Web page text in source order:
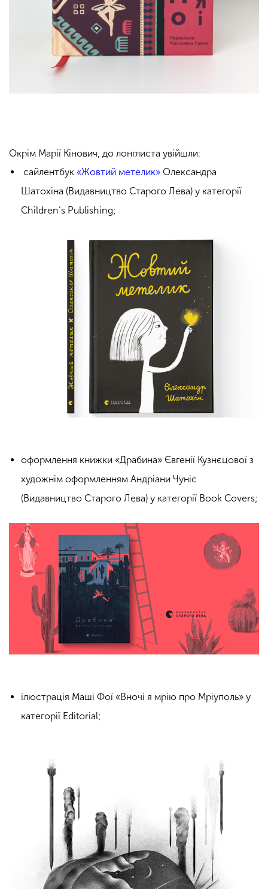
Окрім Марії Кінович, до лонглиста увійшли:
сайлентбук «Жовтий метелик» Олександра
Шатохіна (Видавництво Старого Лева) у категорії
Children’s Publishing;
оформлення книжки «Драбина» Євгенії Кузнєцової з
художнім оформленням Андріани Чуніс
(Видавництво Старого Лева) у категорії Book Covers;
ілюстрація Маші Фої «Вночі я мрію про Мріуполь» у
категорії Editorial;